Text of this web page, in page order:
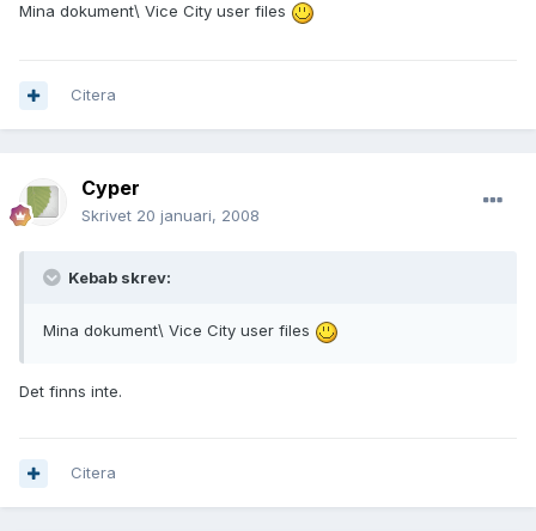
Mina dokument\ Vice City user files
Citera
Cyper
Skrivet 20 januari, 2008
Kebab skrev:
Mina dokument\ Vice City user files
Det finns inte.
Citera